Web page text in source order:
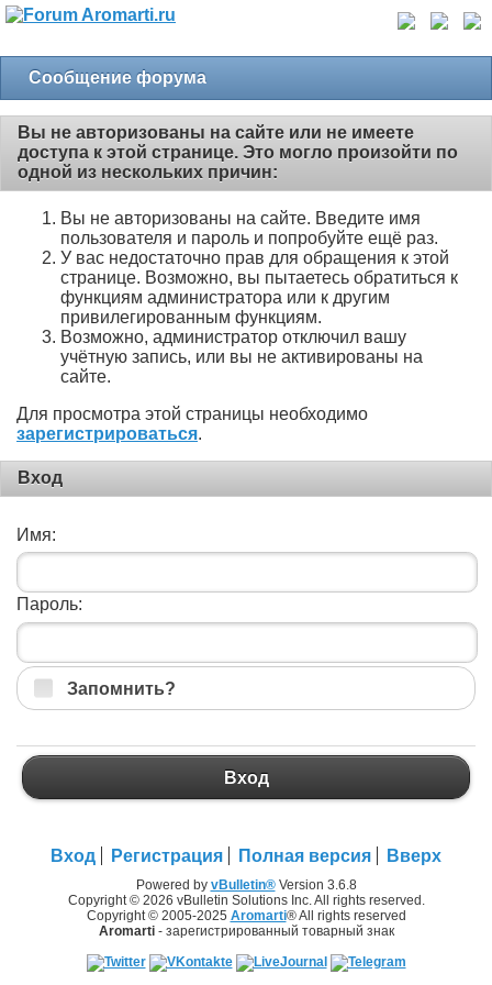
Сообщение форума
Вы не авторизованы на сайте или не имеете
доступа к этой странице. Это могло произойти по
одной из нескольких причин:
Вы не авторизованы на сайте. Введите имя
пользователя и пароль и попробуйте ещё раз.
У вас недостаточно прав для обращения к этой
странице. Возможно, вы пытаетесь обратиться к
функциям администратора или к другим
привилегированным функциям.
Возможно, администратор отключил вашу
учётную запись, или вы не активированы на
сайте.
Для просмотра этой страницы необходимо
зарегистрироваться.
Вход
Имя:
Пароль:
Запомнить?
Вход
Вход Регистрация Полная версия Вверх
Powered by vBulletin®Version 3.6.8
Copyright © 2026 vBulletin Solutions Inc. All rights reserved.
Copyright © 2005-2025 Aromarti® All rights reserved
Aromarti- зарегистрированный товарный знак